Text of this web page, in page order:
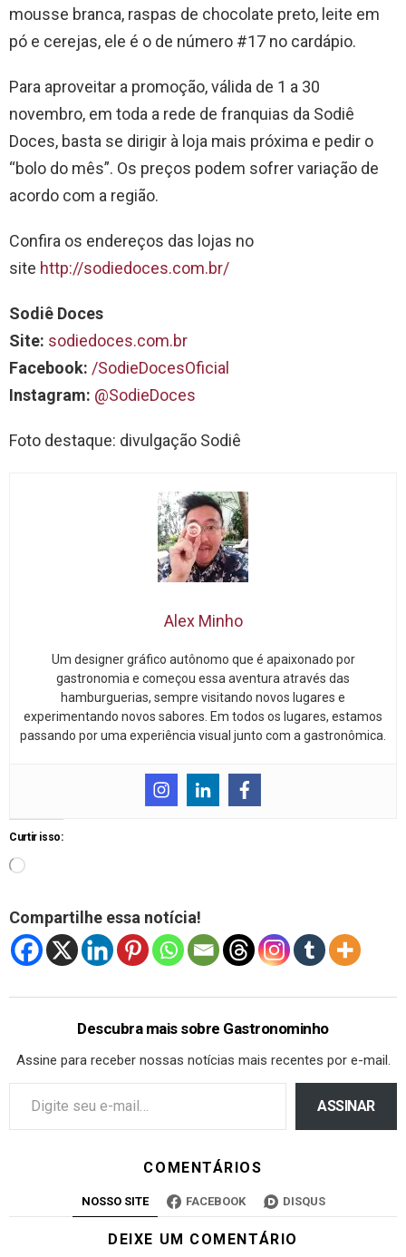
mousse branca, raspas de chocolate preto, leite em
pó e cerejas, ele é o de número #17 no cardápio.
Para aproveitar a promoção, válida de 1 a 30
novembro, em toda a rede de franquias da Sodiê
Doces, basta se dirigir à loja mais próxima e pedir o
“bolo do mês”. Os preços podem sofrer variação de
acordo com a região.
Confira os endereços das lojas no
site http://sodiedoces.com.br/
Sodiê Doces
Site: sodiedoces.com.br
Facebook: /SodieDocesOficial
Instagram: @SodieDoces
Foto destaque: divulgação Sodiê
Alex Minho
Um designer gráfico autônomo que é apaixonado por
gastronomia e começou essa aventura através das
hamburguerias, sempre visitando novos lugares e
experimentando novos sabores. Em todos os lugares, estamos
passando por uma experiência visual junto com a gastronômica.
Curtir isso:
Compartilhe essa notícia!
Descubra mais sobre Gastronominho
Assine para receber nossas notícias mais recentes por e-mail.
ASSINAR
COMENTÁRIOS
NOSSO SITE FACEBOOK DISQUS
DEIXE UM COMENTÁRIO